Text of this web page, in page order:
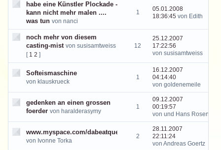
habe eine Künstler Plockade -
kann nicht mehr malen ....
was tun von nanci
1
05.01.2008
18:36:45 von Edith
noch mehr von diesem
casting-mist von susisamtweiss
[ 1 2 ]
12
25.12.2007
17:22:56
von susisamtweiss
Softeismaschine
von klauskrueck
1
16.12.2007
04:14:40
von goldenemeile
gedenken an einen grossen
foerder von haralderasymy
1
09.12.2007
00:19:57
von und Hans Rosental
www.myspace.com/dabeatqueen
von Ivonne Torka
2
28.11.2007
22:11:24
von Andreas Goertz